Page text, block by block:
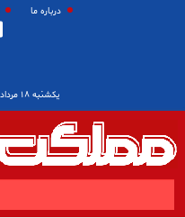
درباره ما
یکشنبه ۱۸ مرداد ۱۴۰۵